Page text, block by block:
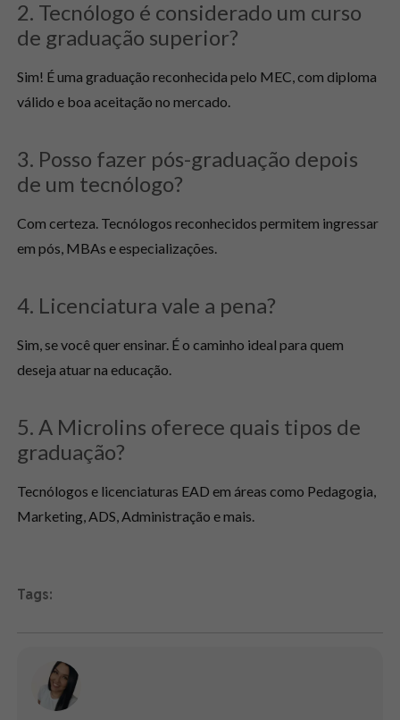
2. Tecnólogo é considerado um curso
de graduação superior?
Sim! É uma graduação reconhecida pelo MEC, com diploma
válido e boa aceitação no mercado.
3. Posso fazer pós-graduação depois
de um tecnólogo?
Com certeza. Tecnólogos reconhecidos permitem ingressar
em pós, MBAs e especializações.
4. Licenciatura vale a pena?
Sim, se você quer ensinar. É o caminho ideal para quem
deseja atuar na educação.
5. A Microlins oferece quais tipos de
graduação?
Tecnólogos e licenciaturas EAD em áreas como Pedagogia,
Marketing, ADS, Administração e mais.
Tags: